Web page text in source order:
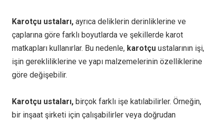
Karotçu ustaları, ayrıca deliklerin derinliklerine ve
çaplarına göre farklı boyutlarda ve şekillerde karot
matkapları kullanırlar. Bu nedenle, karotçu ustalarının işi,
işin gerekliliklerine ve yapı malzemelerinin özelliklerine
göre değişebilir.
Karotçu ustaları, birçok farklı işe katılabilirler. Örneğin,
bir inşaat şirketi için çalışabilirler veya doğrudan